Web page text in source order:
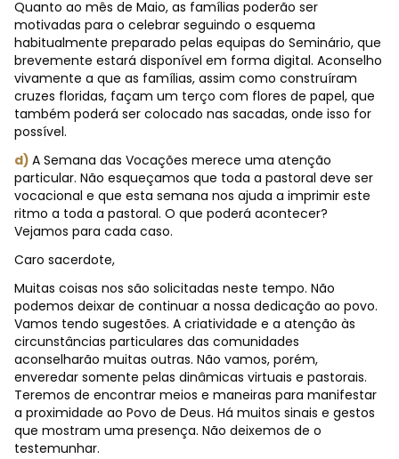
Quanto ao mês de Maio, as famílias poderão ser
motivadas para o celebrar seguindo o esquema
habitualmente preparado pelas equipas do Seminário, que
brevemente estará disponível em forma digital. Aconselho
vivamente a que as famílias, assim como construíram
cruzes floridas, façam um terço com flores de papel, que
também poderá ser colocado nas sacadas, onde isso for
possível.
d) A Semana das Vocações merece uma atenção
particular. Não esqueçamos que toda a pastoral deve ser
vocacional e que esta semana nos ajuda a imprimir este
ritmo a toda a pastoral. O que poderá acontecer?
Vejamos para cada caso.
Caro sacerdote,
Muitas coisas nos são solicitadas neste tempo. Não
podemos deixar de continuar a nossa dedicação ao povo.
Vamos tendo sugestões. A criatividade e a atenção às
circunstâncias particulares das comunidades
aconselharão muitas outras. Não vamos, porém,
enveredar somente pelas dinâmicas virtuais e pastorais.
Teremos de encontrar meios e maneiras para manifestar
a proximidade ao Povo de Deus. Há muitos sinais e gestos
que mostram uma presença. Não deixemos de o
testemunhar.